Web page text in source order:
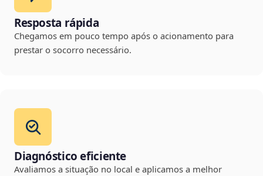
Resposta rápida
Chegamos em pouco tempo após o acionamento para
prestar o socorro necessário.
Diagnóstico eficiente
Avaliamos a situação no local e aplicamos a melhor